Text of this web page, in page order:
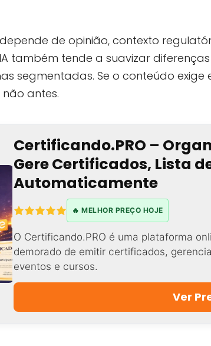
de opinião, contexto
também tende a suavizar
segmentadas. Se o conteúdo exige
antes.
Certificando.PRO –
Gere Certificados, Lista
Automaticamente
🔥 MELHOR PREÇO HOJE
O Certificando.PRO é uma plataforma
demorado de emitir certificados,
eventos e cursos.
Ver